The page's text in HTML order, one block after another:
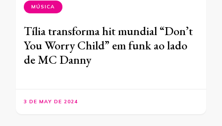
MÚSICA
Tília transforma hit mundial “Don’t
You Worry Child” em funk ao lado
de MC Danny
3 DE MAY DE 2024